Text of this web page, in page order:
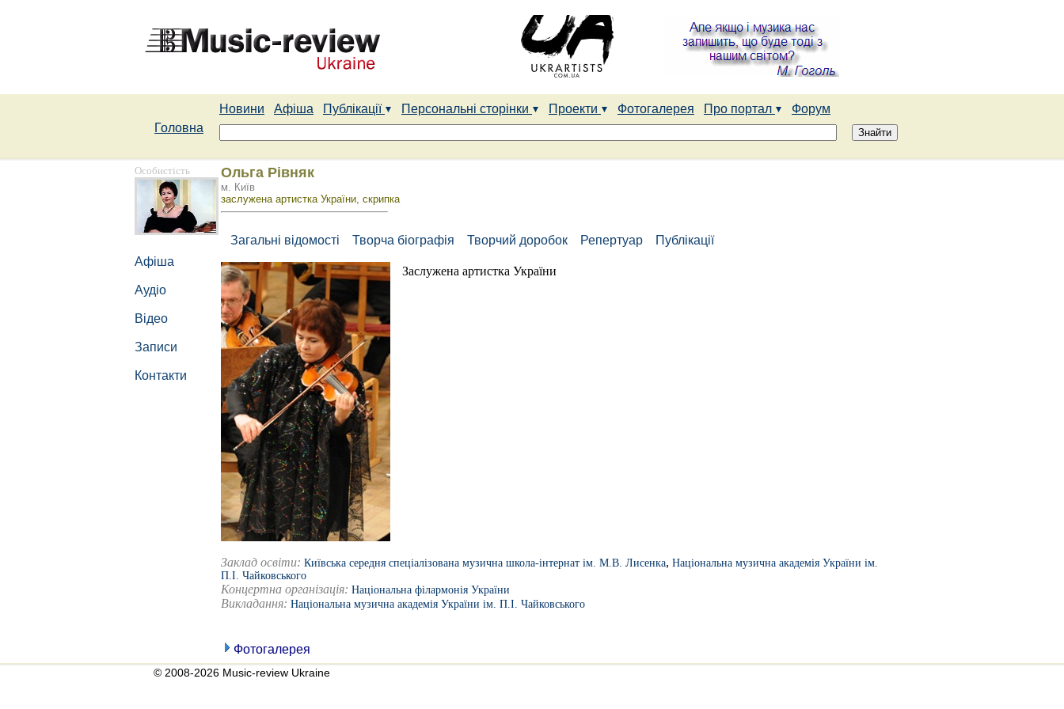
Новини Афіша Публікації Персональні сторінки Проекти Фотогалерея Про портал
Форум
Головна
Особистість
Афіша
Аудіо
Відео
Записи
Контакти
Ольга Рівняк
м. Київ
заслужена артистка України, скрипка
Загальні відомості Творча біографія Творчий доробок Репертуар Публікації
Заслужена артистка України
Заклад освіти: Київська середня спеціалізована музична школа-інтернат ім. М.В. Лисенка, Національна музична академія України ім.
П.І. Чайковського
Концертна організація: Національна філармонія України
Викладання: Національна музична академія України ім. П.І. Чайковського
Фотогалерея
© 2008-2026 Music-review Ukraine